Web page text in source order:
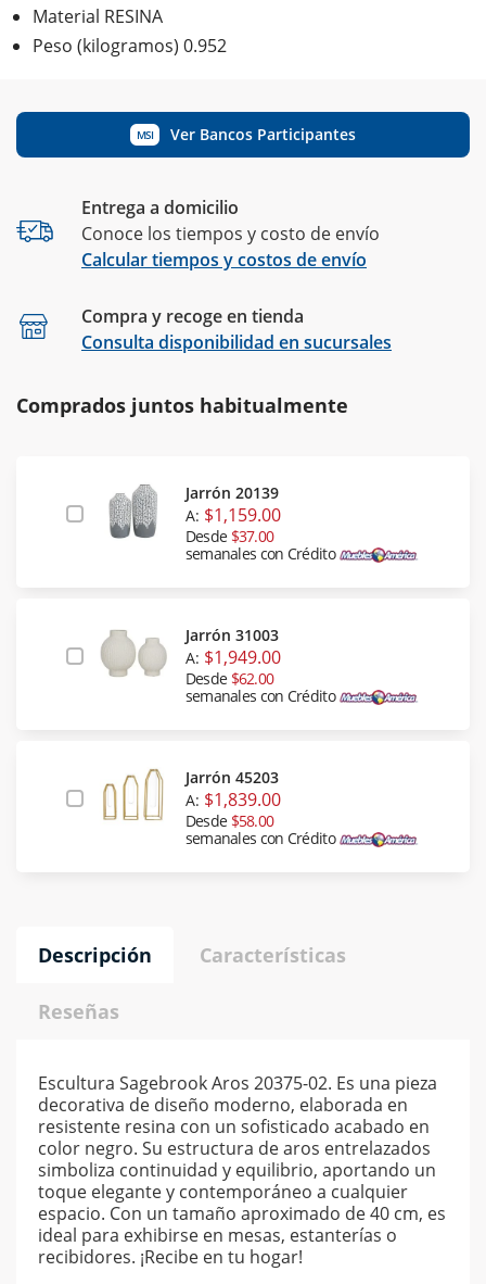
Material RESINA
Peso (kilogramos) 0.952
MSI Ver Bancos Participantes
Entrega a domicilio
Conoce los tiempos y costo de envío
Calcular tiempos y costos de envío
Compra y recoge en tienda
Consulta disponibilidad en sucursales
Comprados juntos habitualmente
Jarrón 20139
A: $1,159.00
Desde $37.00
semanales con Crédito
Jarrón 31003
A: $1,949.00
Desde $62.00
semanales con Crédito
Jarrón 45203
A: $1,839.00
Desde $58.00
semanales con Crédito
Descripción Características
Reseñas
Escultura Sagebrook Aros 20375-02. Es una pieza
decorativa de diseño moderno, elaborada en
resistente resina con un sofisticado acabado en
color negro. Su estructura de aros entrelazados
simboliza continuidad y equilibrio, aportando un
toque elegante y contemporáneo a cualquier
espacio. Con un tamaño aproximado de 40 cm, es
ideal para exhibirse en mesas, estanterías o
recibidores. ¡Recibe en tu hogar!